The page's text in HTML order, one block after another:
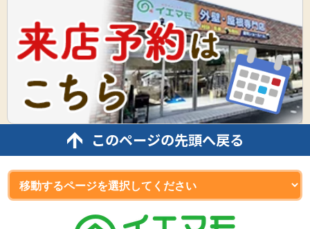
このページの先頭へ戻る